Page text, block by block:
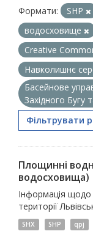
Формати: SHP
водосховище
Creative
Навколишнє
Басейнове
Західного Бугу
Фільтрувати
Площинні
водосховища)
Інформація
території
SHX SHP qpj